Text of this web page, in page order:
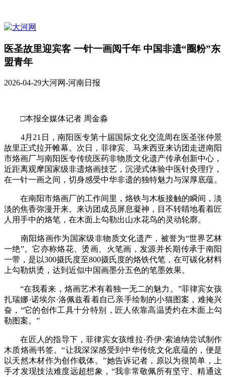
医圣故里迎宾客 一针一画阅千年 中国非遗“圈粉”东
盟青年
2026-04-29大河网-河南日报
□本报全媒体记者 周金淼
4月21日，南阳医专第十届国际文化交流周在医圣张仲景
故里正式拉开帷幕。次日，菲律宾、马来西亚来访团走进南阳
市烙画厂与南阳医专传统医药非物质文化遗产传承创新中心，
近距离观摩国家级非遗烙画技艺，沉浸式体验中医针灸理疗，
在一针一画之间，切身感受中华非遗的独特魅力与深厚底蕴。
在南阳市烙画厂的工作间里，烙铁与木板接触的瞬间，淡
淡的焦香弥漫开来。来访团成员屏息凝神，目不转睛地看着匠
人用手中的烙笔，在木面上勾勒出山水花鸟的灵动轮廓。
南阳烙画作为国家级非物质文化遗产，被誉为“世界艺林
一绝”。它亦称烙花、烫画、火笔画，发源并长期传承于南阳
一带，是以300摄氏度至800摄氏度的烙铁代笔，在可碳化材料
上勾勒烘烫，达到近似中国画墨分五色的笔墨效果。
“在我看来，烙画艺术有着独一无二的魅力。”菲律宾女孩
扎瑞娜·诺埃尔·洛佩兹看着自己亲手绘制的小猫图案，难掩兴
奋，“它的创作工具十分特别，匠人依靠高温烫灼在木面上勾
勒图案。”
在匠人的指导下，菲律宾女孩维拉·乔伊·索迪纳尝试制作
木质烙画书签。“让我深深感受到中华传统文化底蕴的，便是
以天然木材作为创作载体。”她告诉记者，原以为很简单，上
手才发现技法难度远超想象，“我非常敬佩所有坚守、精通这